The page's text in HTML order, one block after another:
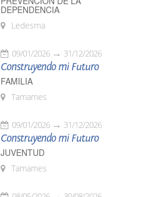
DEPENDENCIA
Ledesma
09/01/2026 31/12/2026
Construyendo mi Futuro
FAMILIA
Tamames
09/01/2026 31/12/2026
Construyendo mi Futuro
JUVENTUD
Tamames